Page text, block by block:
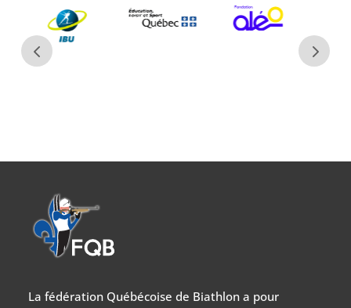
La fédération Québécoise de Biathlon a pour